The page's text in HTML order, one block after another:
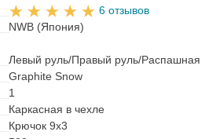
6 отзывов
NWB (Япония)
Левый руль/Правый руль/Распашная
Graphite Snow
1
Каркасная в чехле
Крючок 9x3